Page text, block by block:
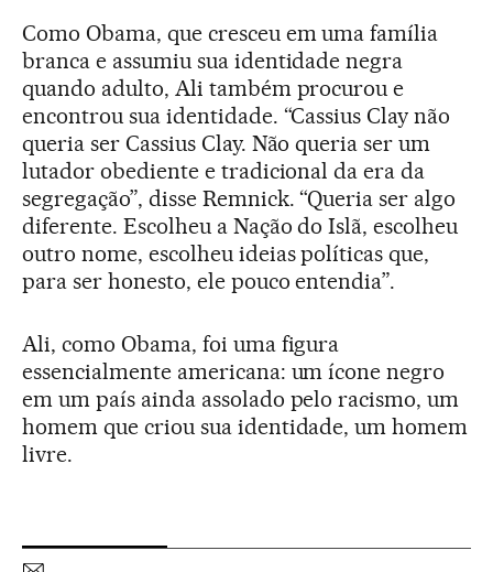
Como Obama, que cresceu em uma família
branca e assumiu sua identidade negra
quando adulto, Ali também procurou e
encontrou sua identidade. “Cassius Clay não
queria ser Cassius Clay. Não queria ser um
lutador obediente e tradicional da era da
segregação”, disse Remnick. “Queria ser algo
diferente. Escolheu a Nação do Islã, escolheu
outro nome, escolheu ideias políticas que,
para ser honesto, ele pouco entendia”.
Ali, como Obama, foi uma figura
essencialmente americana: um ícone negro
em um país ainda assolado pelo racismo, um
homem que criou sua identidade, um homem
livre.